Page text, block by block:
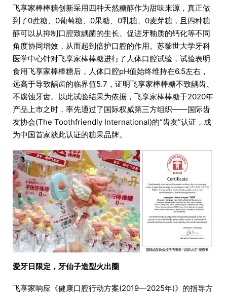
飞享家棒棒糖创新采用四种天然糖醇作为甜味来源，真正做
到了0蔗糖、0葡萄糖、0果糖、0乳糖、0麦芽糖，且四种糖
醇可以从抑制口腔致龋菌的生长、促进牙釉质的钙化等不同
角度协同增效，从而起到倍护口腔的作用。苏黎世大学牙科
医学中心针对飞享家棒棒糖进行了人体口腔试验，试验表明
食用飞享家棒棒糖后，人体口腔pH值始终维持在6.5左右，
远高于导致龋齿的临界值5.7，证明飞享家棒棒糖不致龋齿、
不腐蚀牙齿。以此试验结果为依据，飞享家棒棒糖于2020年
产品上市之时，率先通过了国际权威第三方组织——国际齿
友协会(The Toothfriendly International)的“齿友”认证，成
为中国首家获此认证的糖果品牌。
爱牙日限定，牙仙子造型火出圈
飞享家响应《健康口腔行动方案(2019—2025年)》的指导方